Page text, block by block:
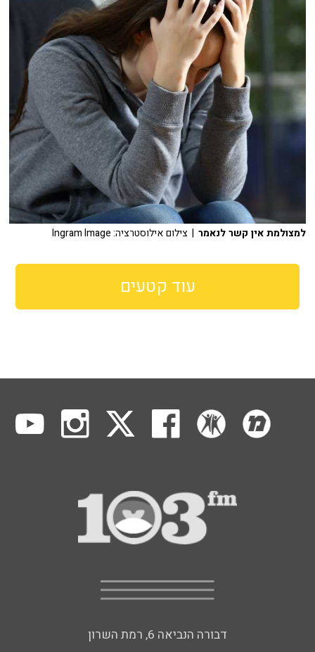
למצולמת אין קשר לנאמר | צילום אילוסטרציה: Ingram Image
עוד קטעים
דבורה הנביאה 6, רמת השרון